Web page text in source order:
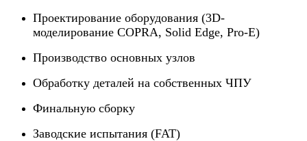
Проектирование оборудования (3D-
моделирование COPRA, Solid Edge, Pro-E)
Производство основных узлов
Обработку деталей на собственных ЧПУ
Финальную сборку
Заводские испытания (FAT)